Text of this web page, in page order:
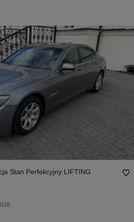
Stan Perfekcyjny LIFTING